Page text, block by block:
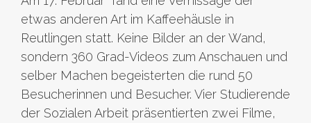
etwas anderen Art im Kaffeehäusle in
Reutlingen statt. Keine Bilder an der Wand,
sondern 360 Grad-Videos zum Anschauen und
selber Machen begeisterten die rund 50
Besucherinnen und Besucher. Vier Studierende
der Sozialen Arbeit präsentierten zwei Filme,